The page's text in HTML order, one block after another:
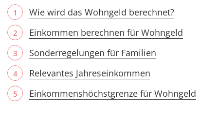
Wie wird das Wohngeld berechnet?
Einkommen berechnen für Wohngeld
Sonderregelungen für Familien
Relevantes Jahreseinkommen
Einkommenshöchstgrenze für Wohngeld